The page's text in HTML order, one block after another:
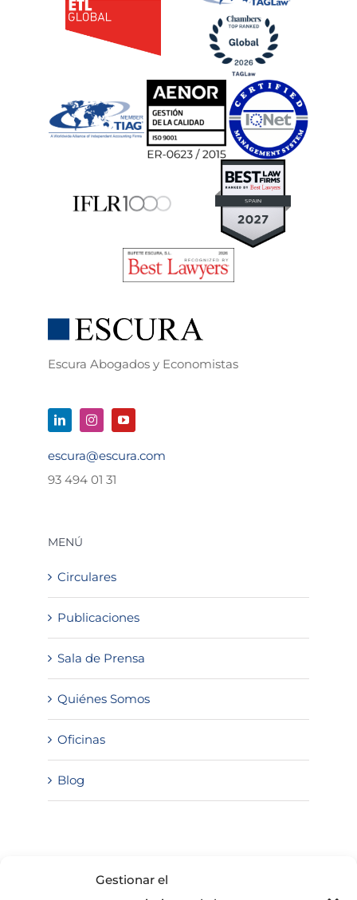
Gestionar el
Escura Abogados y Economistas
escura@escura.com
93 494 01 31
MENÚ
Circulares
Publicaciones
Sala de Prensa
Quiénes Somos
Oficinas
Blog